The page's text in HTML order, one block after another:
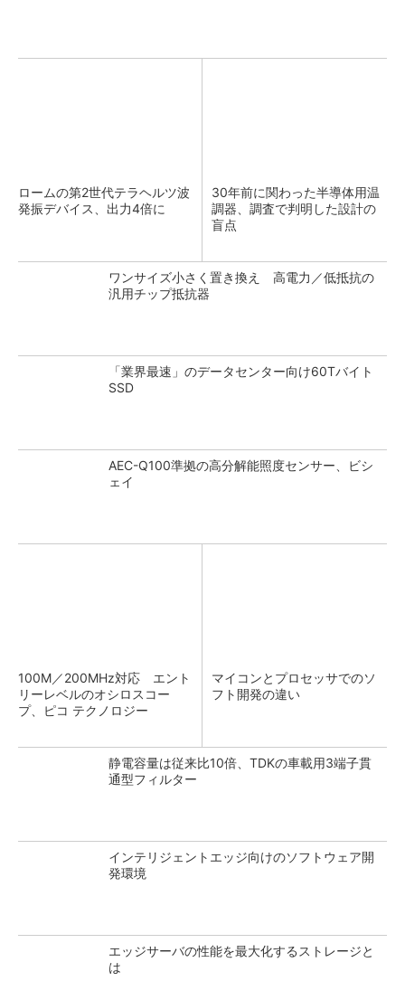
ロームの第2世代テラヘルツ波
発振デバイス、出力4倍に
30年前に関わった半導体用温
調器、調査で判明した設計の
盲点
ワンサイズ小さく置き換え 高電力／低抵抗の
汎用チップ抵抗器
「業界最速」のデータセンター向け60Tバイト
SSD
AEC-Q100準拠の高分解能照度センサー、ビシ
ェイ
100M／200MHz対応 エント
リーレベルのオシロスコー
プ、ピコ テクノロジー
マイコンとプロセッサでのソ
フト開発の違い
静電容量は従来比10倍、TDKの車載用3端子貫
通型フィルター
インテリジェントエッジ向けのソフトウェア開
発環境
エッジサーバの性能を最大化するストレージと
は